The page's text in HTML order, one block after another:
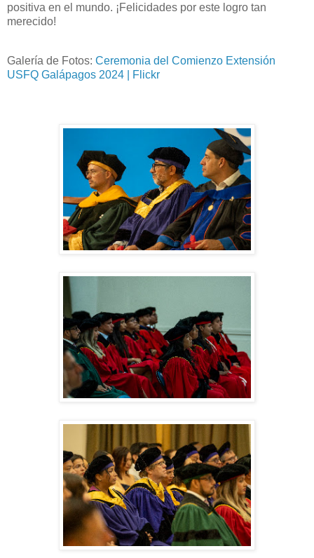
positiva en el mundo. ¡Felicidades por este logro tan
merecido!
Galería de Fotos: Ceremonia del Comienzo Extensión
USFQ Galápagos 2024 | Flickr